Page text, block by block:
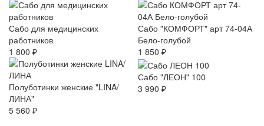
Сабо для медицинских
работников
1 800 ₽
Сабо "КОМФОРТ" арт 74-04А
Бело-голубой
1 850 ₽
Полуботинки женские "LINA/
ЛИНА"
5 560 ₽
Сабо "ЛЕОН" 100
3 990 ₽